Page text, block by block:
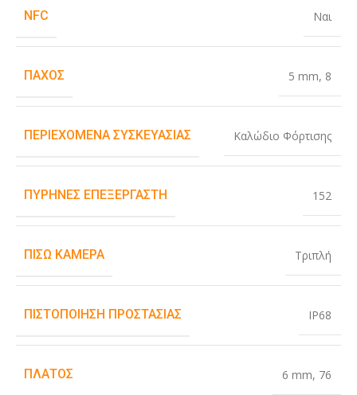
NFC Ναι
ΠΆΧΟΣ 5 mm, 8
ΠΕΡΙΕΧΌΜΕΝΑ ΣΥΣΚΕΥΑΣΊΑΣ Καλώδιο Φόρτισης
ΠΥΡΉΝΕΣ ΕΠΕΞΕΡΓΑΣΤΉ 152
ΠΊΣΩ ΚΆΜΕΡΑ Τριπλή
ΠΙΣΤΟΠΟΊΗΣΗ ΠΡΟΣΤΑΣΊΑΣ IP68
ΠΛΆΤΟΣ 6 mm, 76